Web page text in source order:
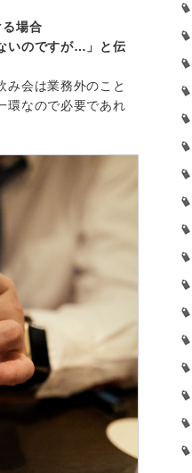
場合
いのですが…」と伝
み会は業務外のこと
環なので必要であれ